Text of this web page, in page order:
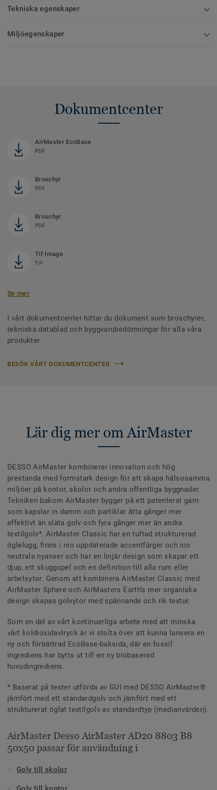
Tekniska egenskaper
Miljöegenskaper
Dokumentcenter
AirMaster EcoBase
PDF
Broschyr
PDF
Broschyr
PDF
Tif Image
TIF
Se mer
I vårt dokumentcenter hittar du dokument som broschyrer,
tekniska datablad och byggvarubedömningar för alla våra
produkter
BESÖK VÅRT DOKUMENTCENTER
Lär dig mer om AirMaster
DESSO AirMaster kombinerar innovation och hög
prestanda med formstark design för att skapa hälsosamma
miljöer på kontor, skolor och andra offentliga byggnader.
Tekniken bakom AirMaster bygger på ett patenterat garn
som kapslar in damm och partiklar åtta gånger mer
effektivt än släta golv och fyra gånger mer än andra
textilgolv*. AirMaster Classic har en tuftad strukturerad
öglelugg, finns i nio uppdaterade accentfärger och nio
neutrala nyanser och har en linjär design som skapar ett
djup, ett skuggspel och en definition till alla rum eller
arbetsytor. Genom att kombinera AirMaster Classic med
AirMaster Sphere och AirMasters Earth’s mer organiska
design skapas golvytor med spännande och rik textur.
Som en del av vårt kontinuerliga arbete med att minska
vårt koldioxidavtryck är vi stolta över att kunna lansera en
ny och förbättrad EcoBase-baksida, där en fossil
ingrediens har bytts ut till en ny biobaserad
huvudingrediens.
* Baserat på tester utförda av GUI med DESSO AirMaster®
jämfört med ett standardgolv och jämfört med ett
strukturerat öglat textilgolv av standardtyp (medianvärden).
AirMaster Desso AirMaster AD20 8803 B8
50x50 passar för användning i
Golv till skolor